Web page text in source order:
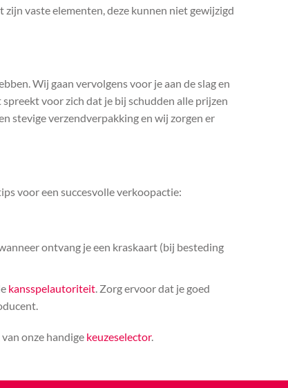
vaste elementen, deze kunnen niet gewijzigd
Wij gaan vervolgens voor je aan de slag en
voor zich dat je bij schudden alle prijzen
stevige verzendverpakking en wij zorgen er
voor een succesvolle verkoopactie:
ontvang je een kraskaart (bij besteding
kansspelautoriteit. Zorg ervoor dat je goed
onze handige keuzeselector.